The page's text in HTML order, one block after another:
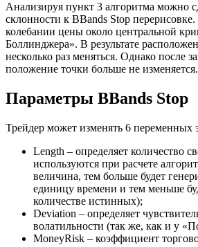
Анализируя пункт 3 алгоритма можно
склонности к BBands Stop
колебании цены около центральной
Боллинджера». В результате
несколько раз меняться. Однако после
положение точки больше не изменяется.
Параметры BBands Stop
Трейдер может изменять 6 переменных
Length – определяет количество
используются при расчете
величина, тем больше будет
единицу времени и тем меньше
количестве истинных);
Deviation – определяет
волатильности (так же, как и у
MoneyRisk – коэффициент